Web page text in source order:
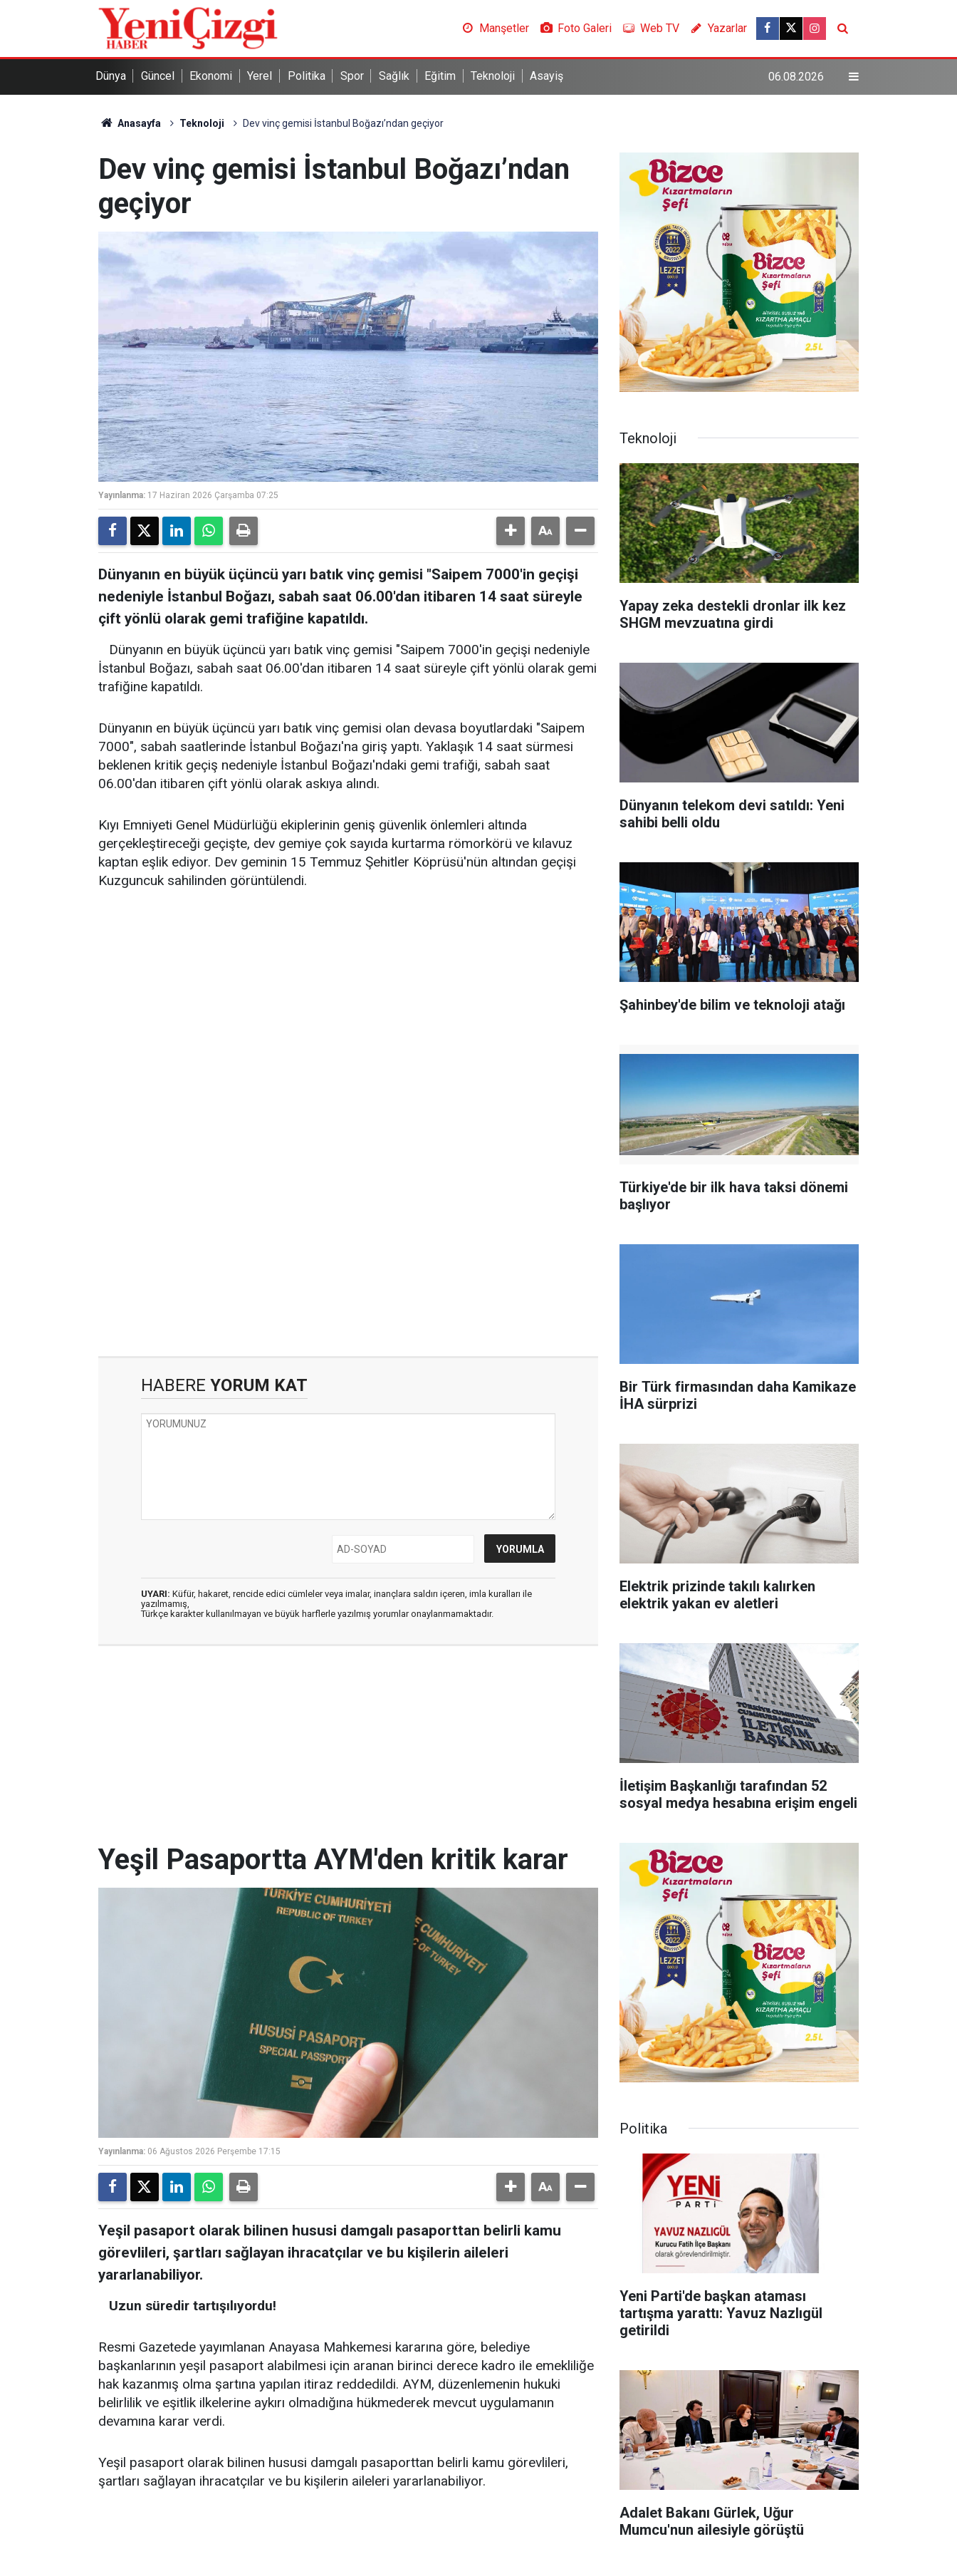
Manşetler Foto Galeri Web TV Yazarlar
Dünya Güncel Ekonomi Yerel Politika Spor Sağlık Eğitim Teknoloji Asayiş 06.08.2026
Anasayfa Teknoloji Dev vinç gemisi İstanbul Boğazı’ndan geçiyor
Dev vinç gemisi İstanbul Boğazı’ndan
geçiyor
Yayınlanma: 17 Haziran 2026 Çarşamba 07:25
Dünyanın en büyük üçüncü yarı batık vinç gemisi "Saipem 7000'in geçişi
nedeniyle İstanbul Boğazı, sabah saat 06.00'dan itibaren 14 saat süreyle
çift yönlü olarak gemi trafiğine kapatıldı.
Dünyanın en büyük üçüncü yarı batık vinç gemisi "Saipem 7000'in geçişi nedeniyle
İstanbul Boğazı, sabah saat 06.00'dan itibaren 14 saat süreyle çift yönlü olarak gemi
trafiğine kapatıldı.
Dünyanın en büyük üçüncü yarı batık vinç gemisi olan devasa boyutlardaki "Saipem
7000", sabah saatlerinde İstanbul Boğazı'na giriş yaptı. Yaklaşık 14 saat sürmesi
beklenen kritik geçiş nedeniyle İstanbul Boğazı'ndaki gemi trafiği, sabah saat
06.00'dan itibaren çift yönlü olarak askıya alındı.
Kıyı Emniyeti Genel Müdürlüğü ekiplerinin geniş güvenlik önlemleri altında
gerçekleştireceği geçişte, dev gemiye çok sayıda kurtarma römorkörü ve kılavuz
kaptan eşlik ediyor. Dev geminin 15 Temmuz Şehitler Köprüsü'nün altından geçişi
Kuzguncuk sahilinden görüntülendi.
HABERE YORUM KAT
UYARI: Küfür, hakaret, rencide edici cümleler veya imalar, inançlara saldırı içeren, imla kuralları ile
yazılmamış,
Türkçe karakter kullanılmayan ve büyük harflerle yazılmış yorumlar onaylanmamaktadır.
Teknoloji
Yapay zeka destekli dronlar ilk kez
SHGM mevzuatına girdi
Dünyanın telekom devi satıldı: Yeni
sahibi belli oldu
Şahinbey'de bilim ve teknoloji atağı
Türkiye'de bir ilk hava taksi dönemi
başlıyor
Bir Türk firmasından daha Kamikaze
İHA sürprizi
Elektrik prizinde takılı kalırken
elektrik yakan ev aletleri
İletişim Başkanlığı tarafından 52
sosyal medya hesabına erişim engeli
Yeşil Pasaportta AYM'den kritik karar
Yayınlanma: 06 Ağustos 2026 Perşembe 17:15
Yeşil pasaport olarak bilinen hususi damgalı pasaporttan belirli kamu
görevlileri, şartları sağlayan ihracatçılar ve bu kişilerin aileleri
yararlanabiliyor.
Uzun süredir tartışılıyordu!
Resmi Gazetede yayımlanan Anayasa Mahkemesi kararına göre, belediye
başkanlarının yeşil pasaport alabilmesi için aranan birinci derece kadro ile emekliliğe
hak kazanmış olma şartına yapılan itiraz reddedildi. AYM, düzenlemenin hukuki
belirlilik ve eşitlik ilkelerine aykırı olmadığına hükmederek mevcut uygulamanın
devamına karar verdi.
Yeşil pasaport olarak bilinen hususi damgalı pasaporttan belirli kamu görevlileri,
şartları sağlayan ihracatçılar ve bu kişilerin aileleri yararlanabiliyor.
Politika
Yeni Parti'de başkan ataması
tartışma yarattı: Yavuz Nazlıgül
getirildi
Adalet Bakanı Gürlek, Uğur
Mumcu'nun ailesiyle görüştü